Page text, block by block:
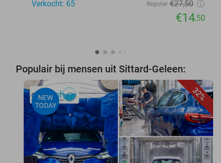
Verkocht: 65 Regulier €27,50
€14,50
Populair bij mensen uit Sittard-Geleen:
32%
NEW
TODAY